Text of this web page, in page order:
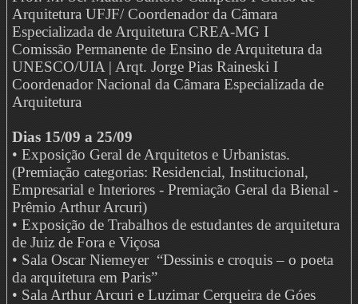
Arquitetura UFJF/ Coordenador da Câmara
Especializada de Arquitetura CREA-MG I
Comissão Permanente de Ensino de Arquitetura da
UNESCO/UIA | Arqt. Jorge Pias Raineski I
Coordenador Nacional da Câmara Especializada de
Arquitetura
Dias 15/09 a 25/09
• Exposição Geral de Arquitetos e Urbanistas.
(Premiação categorias: Residencial, Institucional,
Empresarial e Interiores - Premiação Geral da Bienal -
Prêmio Arthur Arcuri)
• Exposição de Trabalhos de estudantes de arquitetura
de Juiz de Fora e Viçosa
• Sala Oscar Niemeyer “Dessinis e croquis – o poeta
da arquitetura em Paris”
• Sala Arthur Arcuri e Luzimar Cerqueira de Góes